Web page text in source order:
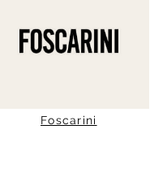
Foscarini